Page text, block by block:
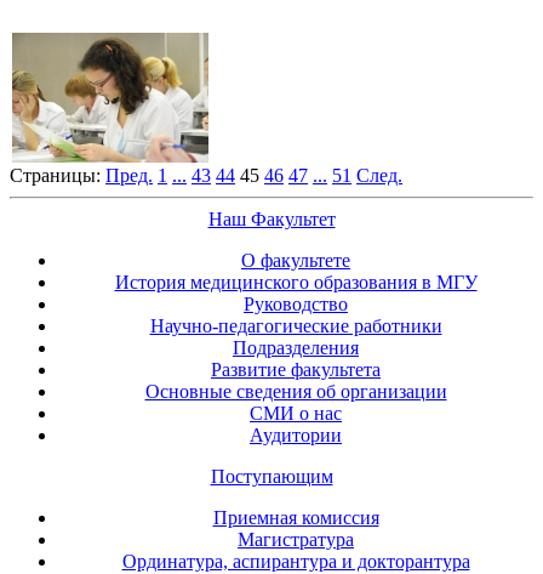
Страницы: Пред. 1 ... 43 44 45 46 47 ... 51 След.
Наш Факультет
О факультете
История медицинского образования в МГУ
Руководство
Научно-педагогические работники
Подразделения
Развитие факультета
Основные сведения об организации
СМИ о нас
Аудитории
Поступающим
Приемная комиссия
Магистратура
Ординатура, аспирантура и докторантура